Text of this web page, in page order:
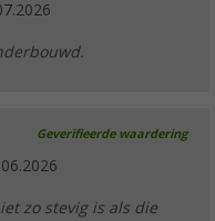
Geverifieerde waardering
zo stevig is als die